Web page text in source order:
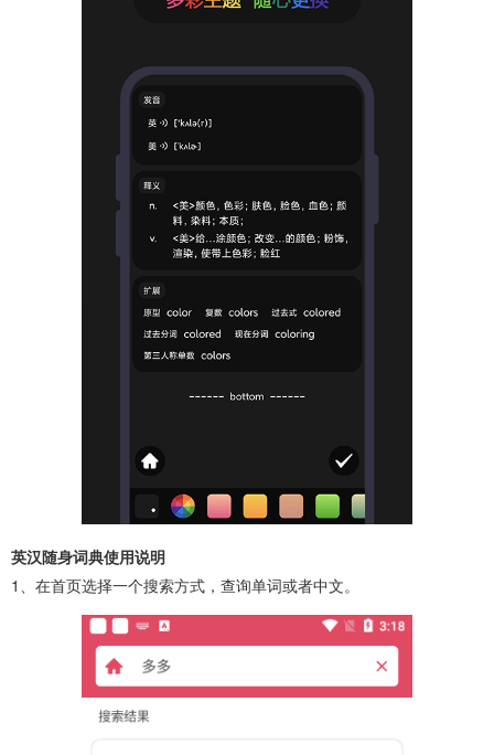
英汉随身词典使用说明
1、在首页选择一个搜索方式，查询单词或者中文。